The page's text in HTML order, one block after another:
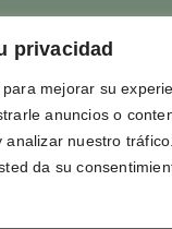
privacidad
mejorar su
anuncios o
analizar nuestro
da su
Y CONDICIONES
SUSCRÍBETE